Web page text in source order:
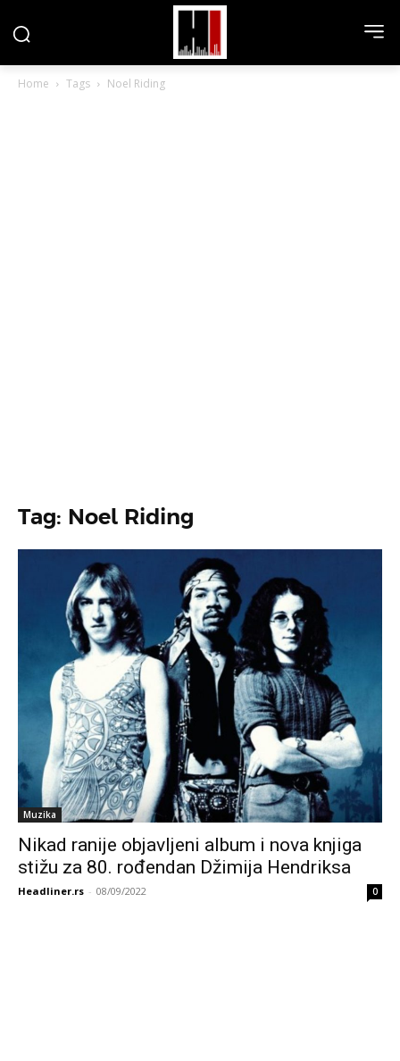
Home Tags Noel Riding
Tag: Noel Riding
Muzika
Nikad ranije objavljeni album i nova knjiga
stižu za 80. rođendan Džimija Hendriksa
Headliner.rs - 08/09/2022 0